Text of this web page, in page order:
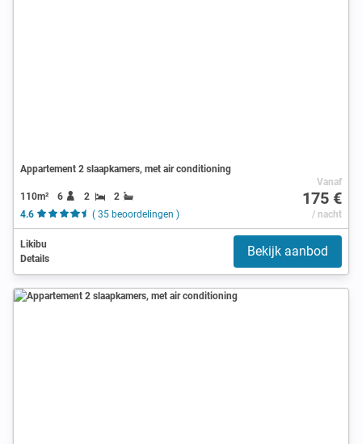
Appartement 2 slaapkamers, met air conditioning
110m² 6 2
2
4.6
( 35 beoordelingen )
Vanaf
175 €
/ nacht
Likibu
Details
Bekijk aanbod